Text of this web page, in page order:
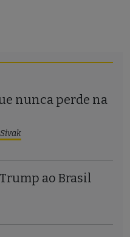
nunca perde na
ao Brasil